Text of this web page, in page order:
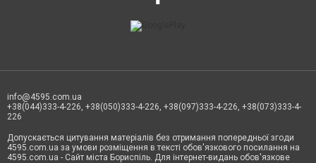
info@4595.com.ua
+38(044)333-4-226, +38(050)333-4-226, +38(097)333-4-226, +38(073)333-4-
226
Допускається цитування матеріалів без отримання попередньої згоди
4595.com.ua за умови розміщення в тексті обов'язкового посилання на
4595.com.ua - Сайт міста Бориспіль. Для інтернет-видань обов'язкове